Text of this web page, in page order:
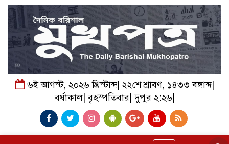
৬ই আগস্ট, ২০২৬ খ্রিস্টাব্দ| ২২শে শ্রাবণ, ১৪৩৩ বঙ্গাব্দ|
বর্ষাকাল| বৃহস্পতিবার| দুপুর ২:২৬|